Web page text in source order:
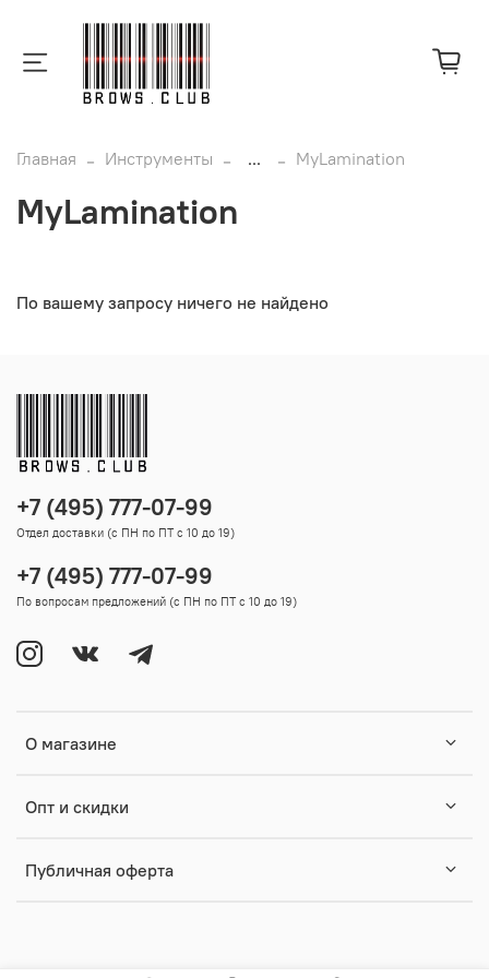
Главная Инструменты ... MyLamination
MyLamination
По вашему запросу ничего не найдено
О магазине
Опт и скидки
Публичная оферта
+7 (495) 777-07-99
Отдел доставки (с ПН по ПТ с 10 до 19)
+7 (495) 777-07-99
По вопросам предложений (с ПН по ПТ с 10 до 19)